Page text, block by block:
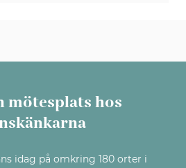
mötesplats hos
idag på omkring 180 orter i